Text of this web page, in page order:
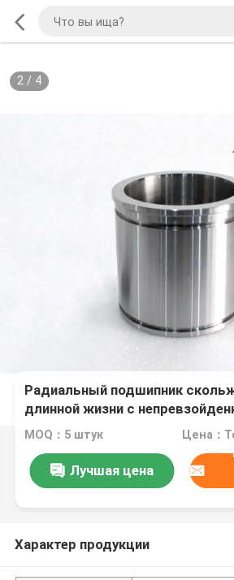
2/ 4
Радиальный подшипник
длинной жизни с
стандартами качества
MOQ：5 штук Цена：
Лучшая цена
Характер продукции